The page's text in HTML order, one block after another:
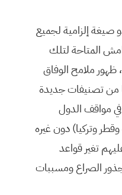
وفق مبادئ جنيف 1 ويسعى لأن يكون ذو صيغة إلزامية لجميع
المتاحة لتلك
ملامح الوفاق
من تصنيفات جديدة
مواقف الدول
وتركيا) دون غيره
تغير قواعد
الصراع ومسببات